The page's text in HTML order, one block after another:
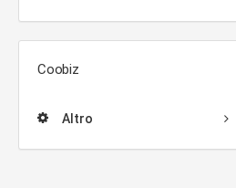
Coobiz
Altro